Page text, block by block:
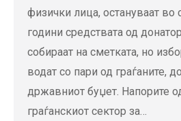
физички лица, остануваат во
години средствата од
собираат на сметката, но
водат со пари од граѓаните,
државниот буџет. Напорите
граѓанскиот сектор за…